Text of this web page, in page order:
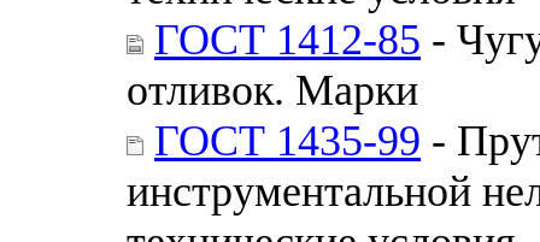
ГОСТ 1412-85 -
отливок. Марки
ГОСТ 1435-99 -
инструментальной